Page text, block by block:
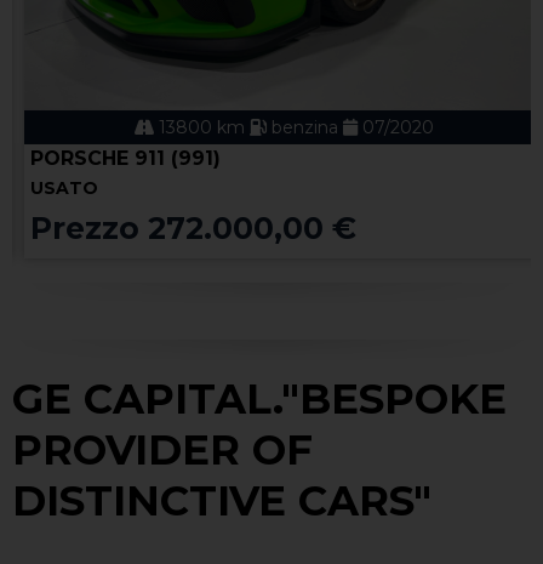
13800 km benzina 07/2020
PORSCHE 911 (991)
USATO
Prezzo 272.000,00 €
GE CAPITAL."BESPOKE
PROVIDER OF
DISTINCTIVE CARS"